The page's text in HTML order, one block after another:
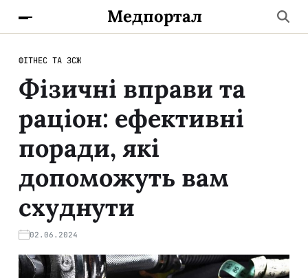
Медпортал
ФІТНЕС ТА ЗСЖ
Фізичні вправи та
раціон: ефективні
поради, які
допоможуть вам
схуднути
02.06.2024